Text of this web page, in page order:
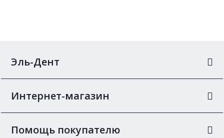
Эль-Дент
Интернет-магазин
Помощь покупателю